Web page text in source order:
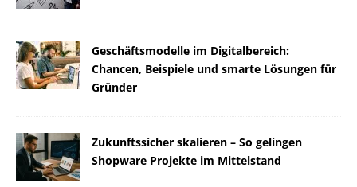
Geschäftsmodelle im Digitalbereich:
Chancen, Beispiele und smarte Lösungen für
Gründer
Zukunftssicher skalieren – So gelingen
Shopware Projekte im Mittelstand